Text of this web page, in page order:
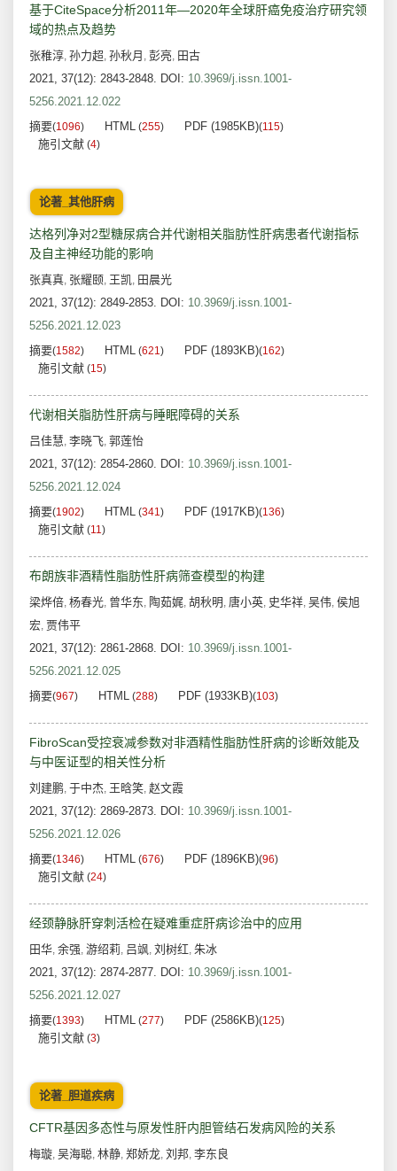
基于CiteSpace分析2011年—2020年全球肝癌免疫治疗研究领
域的热点及趋势
张稚淳, 孙力超, 孙秋月 , 彭亮, 田古
2021, 37(12): 2843-2848. DOI: 10.3969/j.issn.1001-
5256.2021.12.022
摘要(1096) HTML (255) PDF (1985KB)(115)
施引文献 (4)
论著_其他肝病
达格列净对2型糖尿病合并代谢相关脂肪性肝病患者代谢指标
及自主神经功能的影响
张真真, 张耀颐, 王凯, 田晨光
2021, 37(12): 2849-2853. DOI: 10.3969/j.issn.1001-
5256.2021.12.023
摘要(1582) HTML (621) PDF (1893KB)(162)
施引文献 (15)
代谢相关脂肪性肝病与睡眠障碍的关系
吕佳慧, 李晓飞, 郭莲怡
2021, 37(12): 2854-2860. DOI: 10.3969/j.issn.1001-
5256.2021.12.024
摘要(1902) HTML (341) PDF (1917KB)(136)
施引文献 (11)
布朗族非酒精性脂肪性肝病筛查模型的构建
梁烨倍, 杨春光, 曾华东, 陶茹娓, 胡秋明 , 唐小英, 史华祥, 吴伟, 侯旭
宏, 贾伟平
2021, 37(12): 2861-2868. DOI: 10.3969/j.issn.1001-
5256.2021.12.025
摘要(967) HTML (288) PDF (1933KB)(103)
FibroScan受控衰减参数对非酒精性脂肪性肝病的诊断效能及
与中医证型的相关性分析
刘建鹏, 于中杰, 王晗笑, 赵文霞
2021, 37(12): 2869-2873. DOI: 10.3969/j.issn.1001-
5256.2021.12.026
摘要(1346) HTML (676) PDF (1896KB)(96)
施引文献 (24)
经颈静脉肝穿刺活检在疑难重症肝病诊治中的应用
田华, 余强, 游绍莉, 吕飒, 刘树红, 朱冰
2021, 37(12): 2874-2877. DOI: 10.3969/j.issn.1001-
5256.2021.12.027
摘要(1393) HTML (277) PDF (2586KB)(125)
施引文献 (3)
论著_胆道疾病
CFTR基因多态性与原发性肝内胆管结石发病风险的关系
梅璇, 吴海聪, 林静, 郑娇龙, 刘邦, 李东良